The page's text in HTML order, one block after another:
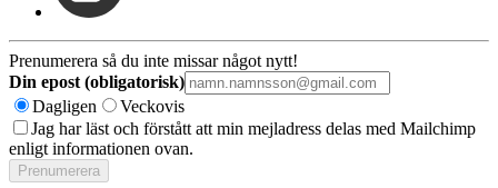
Prenumerera så du inte missar något nytt!
Din epost (obligatorisk)
Dagligen
Veckovis
Jag har läst och förstått att min mejladress delas med Mailchimp
enligt informationen ovan.